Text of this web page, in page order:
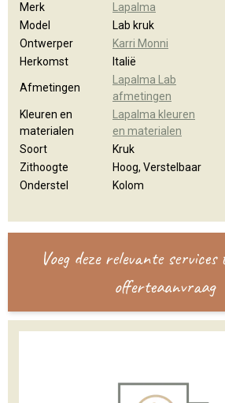
Merk
Lapalma
Model
Lab kruk
Ontwerper
Karri Monni
Herkomst
Italië
Afmetingen
Lapalma Lab
afmetingen
Kleuren en
materialen
Lapalma kleuren
en materialen
Soort
Kruk
Zithoogte
Hoog, Verstelbaar
Onderstel
Kolom
Voeg deze relevante
offerteaanvraag